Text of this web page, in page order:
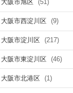
大阪市旭区 (51)
大阪市西淀川区 (9)
大阪市淀川区 (217)
大阪市東淀川区 (46)
大阪市北港区 (1)